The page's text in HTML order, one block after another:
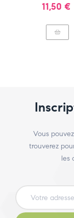
Prix
11,50 €
Vous
trouverez
les